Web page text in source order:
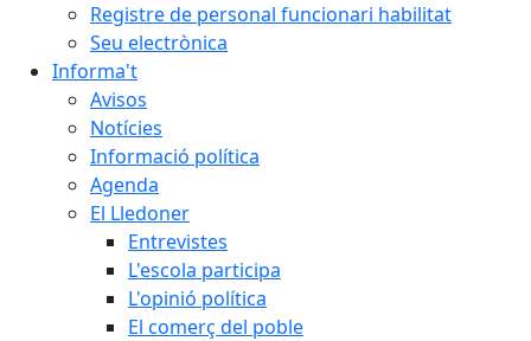
Registre de personal funcionari habilitat
Seu electrònica
Informa't
Avisos
Notícies
Informació política
Agenda
El Lledoner
Entrevistes
L'escola participa
L'opinió política
El comerç del poble